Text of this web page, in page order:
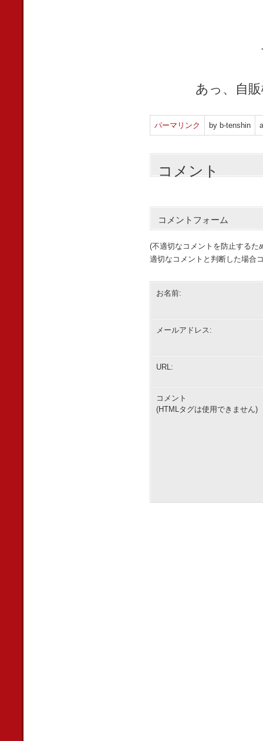
あっ、自
パーマリンク by b-tenshin
コメント
コメントフォーム
(不適切なコメントを防止するた
適切なコメントと判断した場合
お名前:
メールアドレス:
URL:
コメント
(HTMLタグは使用できません)